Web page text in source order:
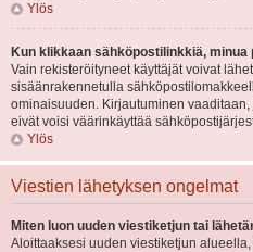
Ylös
Kun klikkaan sähköpostilinkkiä,
Vain rekisteröityneet käyttäjät voivat
sisäänrakennetulla
ominaisuuden. Kirjautuminen
eivät voisi väärinkäyttää
Ylös
Viestien lähetyksen ongelmat
Miten luon uuden viestiketjun tai
Aloittaaksesi uuden viestiketjun